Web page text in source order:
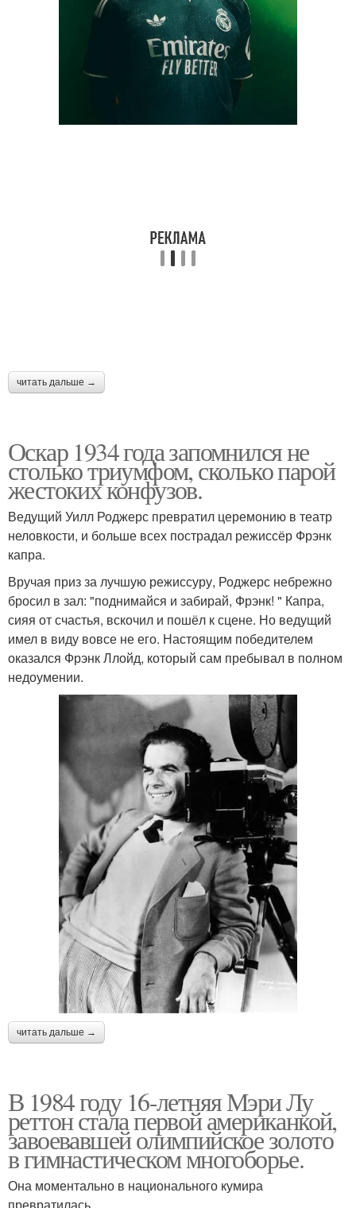
читать дальше →
Оскар 1934 года запомнился не
столько триумфом, сколько парой
жестоких конфузов.
Ведущий Уилл Роджерс превратил церемонию в театр
неловкости, и больше всех пострадал режиссёр Фрэнк
капра.
Вручая приз за лучшую режиссуру, Роджерс небрежно
бросил в зал: "поднимайся и забирай, Фрэнк! " Капра,
сияя от счастья, вскочил и пошёл к сцене. Но ведущий
имел в виду вовсе не его. Настоящим победителем
оказался Фрэнк Ллойд, который сам пребывал в полном
недоумении.
читать дальше →
В 1984 году 16-летняя Мэри Лу
реттон стала первой американкой,
завоевавшей олимпийское золото
в гимнастическом многоборье.
Она моментально в национального кумира
превратилась.